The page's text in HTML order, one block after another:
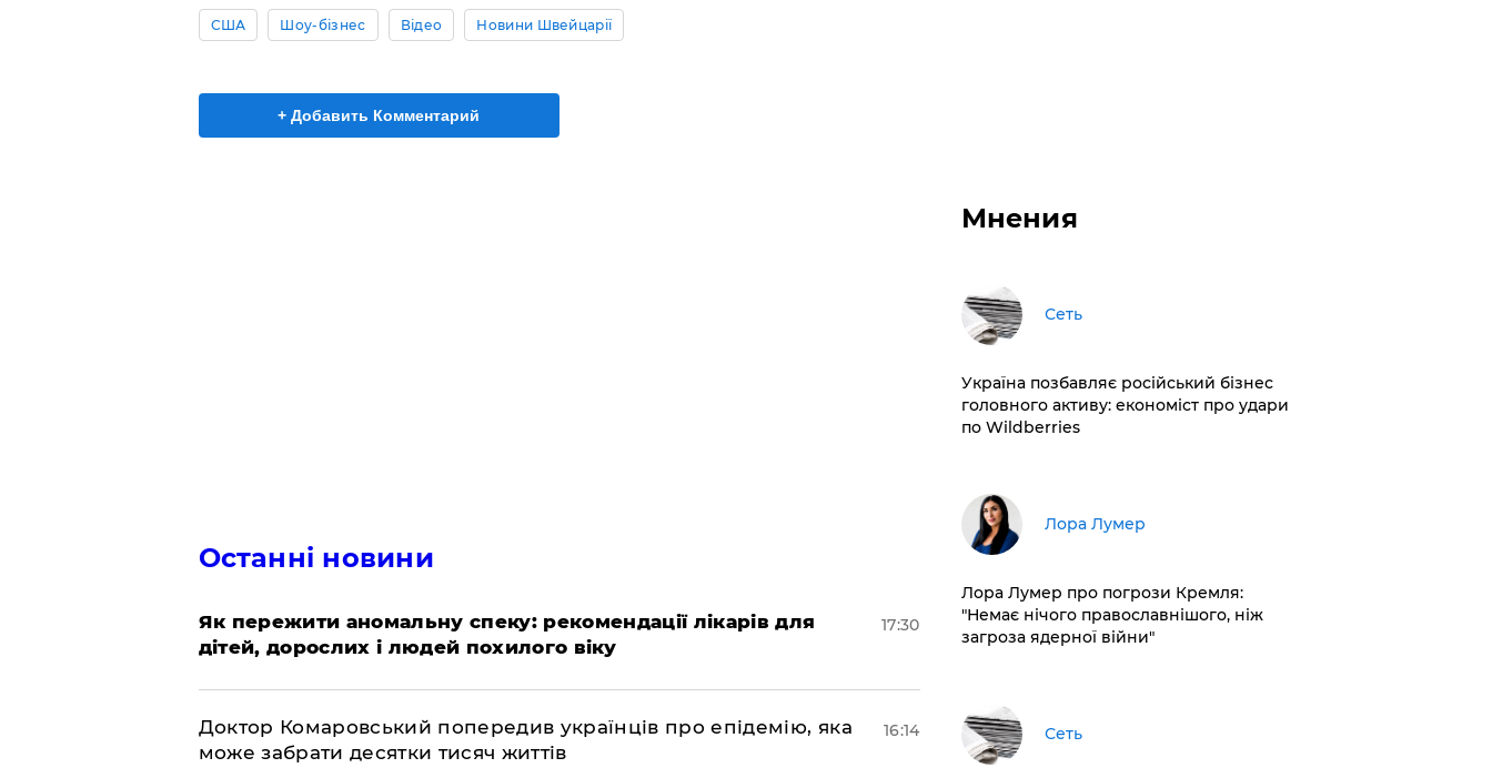
США Шоу-бізнес Відео Новини Швейцарії
+ Добавить Комментарий
Останні новини
Як пережити аномальну спеку: рекомендації лікарів для
дітей, дорослих і людей похилого віку
17:30
Доктор Комаровський попередив українців про епідемію, яка
може забрати десятки тисяч життів
16:14
Мнения
Сеть
​Україна позбавляє російський бізнес
головного активу: економіст про удари
по Wildberries
​Лора Лумер
Лора Лумер про погрози Кремля:
"Немає нічого православнішого, ніж
загроза ядерної війни"
Сеть